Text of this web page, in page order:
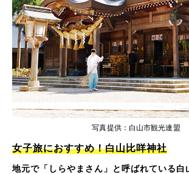
女子旅におすすめ！白山比咩神社
地元で「しらやまさん」と呼ばれている白
写真提供：白山市観光連盟